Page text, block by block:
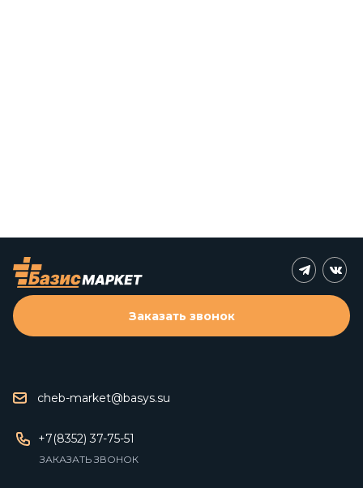
cheb-market@basys.su
+7(8352) 37-75-51
ЗАКАЗАТЬ ЗВОНОК
Заказать звонок